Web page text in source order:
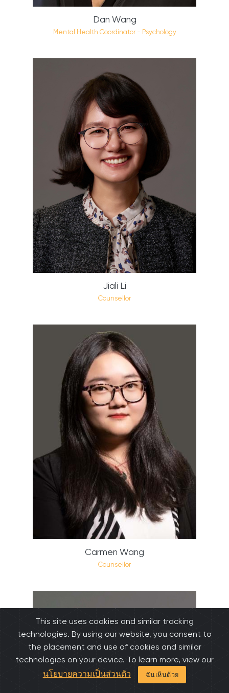
Dan Wang
Mental Health Coordinator - Psychology
Jiali Li
Counsellor
Carmen Wang
Counsellor
This site uses cookies and similar tracking
technologies. By using our website, you consent to
the placement and use of cookies and similar
technologies on your device. To learn more, view our
นโยบายความเป็นส่วนตัว
ฉันเห็นด้วย